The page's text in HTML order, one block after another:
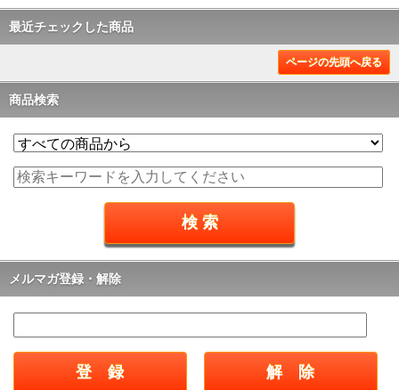
最近チェックした商品
ページの先頭へ戻る
商品検索
メルマガ登録・解除